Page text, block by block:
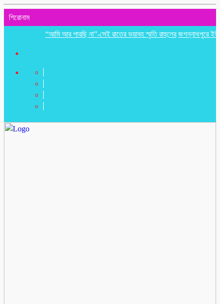
শিরোনাম
“আমি আর পারছি না”-সেই রাতের ভয়াবহ স্মৃতি রাহুলের জগন্নাথপুরে ইউপি